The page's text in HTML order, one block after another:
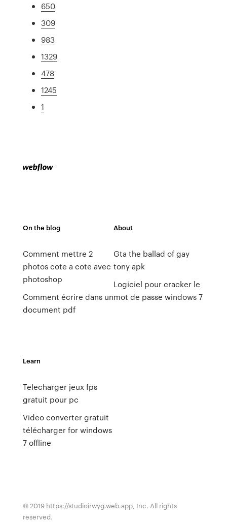
650
309
983
1329
478
1245
1
On the blog
Comment mettre 2
photos cote a cote avec
photoshop
Comment écrire dans un
document pdf
About
Gta the ballad of gay
tony apk
Logiciel pour cracker le
mot de passe windows 7
Learn
Telecharger jeux fps
gratuit pour pc
Video converter gratuit
télécharger for windows
7 offline
© 2019 https://studioirwyg.web.app, Inc. All rights
reserved.